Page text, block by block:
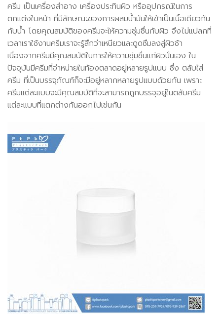
ครีม เป็นเครื่องสำอาง เครื่องประทินผิว หรืออุปกรณ์ในการ
ตกแต่งใบหน้า ที่มีลักษณะของการผสมน้ำมันให้เข้าเป็นเนื้อเดียวกัน
กับน้ำ โดยคุณสมบัติของครีมจะให้ความชุ่มชื่นกับผิว จึงไม่แปลกที่
เวลาเราใช้งานครีมเราจะรู้สึกว่าเหนียวและดูดซึมลงสู่ผิวช้า
เนื่องจากครีมมีคุณสมบัติในการให้ความชุ่มชื่นแก่ผิวนั่นเอง ใน
ปัจจุบันมีครีมที่จำหน่ายในท้องตลาดอยู่หลายรูปแบบ ซึ่ง ตลับใส่
ครีม ที่เป็นบรรจุภัณฑ์ก็จะมีอยู่หลากหลายรูปแบบด้วยกัน เพราะ
ครีมแต่ละแบบจะมีคุณสมบัติที่จะสามารถถูกบรรจุอยู่ในตลับครีม
แต่ละแบบที่แตกต่างกันออกไปเช่นกัน